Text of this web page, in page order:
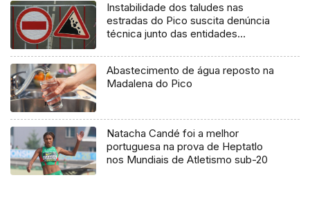
Instabilidade dos taludes nas
estradas do Pico suscita denúncia
técnica junto das entidades
Abastecimento de água reposto na
Madalena do Pico
Natacha Candé foi a melhor
portuguesa na prova de Heptatlo
nos Mundiais de Atletismo sub-20